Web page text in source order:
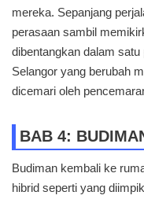
mereka. Sepanjang
perasaan sambil
dibentangkan dalam
Selangor yang berubah
dicemari oleh
BAB 4:
Budiman kembali ke
hibrid seperti yang